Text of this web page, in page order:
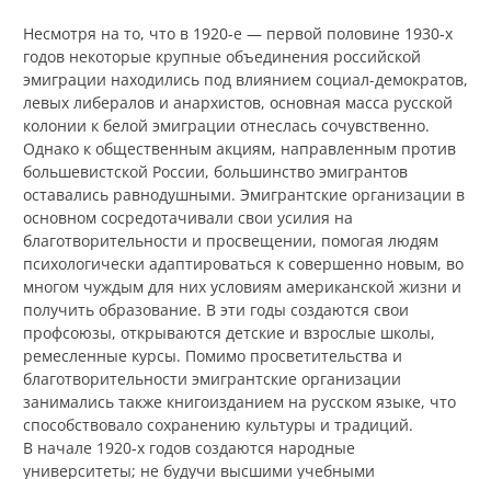
Несмотря на то, что в 1920‑е — первой половине 1930‑х
годов некоторые крупные объединения российской
эмиграции находились под влиянием социал-демократов,
левых либералов и анархистов, основная масса русской
колонии к белой эмиграции отнеслась сочувственно.
Однако к общественным акциям, направленным против
большевистской России, большинство эмигрантов
оставались равнодушными. Эмигрантские организации в
основном сосредотачивали свои усилия на
благотворительности и просвещении, помогая людям
психологически адаптироваться к совершенно новым, во
многом чуждым для них условиям американской жизни и
получить образование. В эти годы создаются свои
профсоюзы, открываются детские и взрослые школы,
ремесленные курсы. Помимо просветительства и
благотворительности эмигрантские организации
занимались также книгоизданием на русском языке, что
способствовало сохранению культуры и традиций.
В начале 1920‑х годов создаются народные
университеты; не будучи высшими учебными